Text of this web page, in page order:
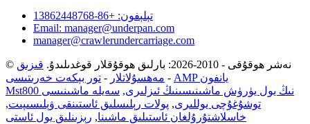
تېلېفون: +86-13862448768
Email: manager@underpan.com
manager@crawlerundercarriage.com
© نەشر ھوقۇقى - 2010-2026: بارلىق ھوقۇقلار قوغدىلىدۇ.
قىزىق
مەھسۇلاتلار - تور بېكەت خەرىتىسى -
AMP يانفون
Mst800 نىڭ يول يۈرۈش ماشىنىسىنىڭ ئىزلىرى, سەيلە ماشىنىسى
توشۇغۇچى يوللىرى, پولات رېلىسلىق ئاستىنقى ۋېلىسىپىت,
خاسلاشتۇرۇلغان ئاستىلىق ماشىنا, رېزىنلىق يول ئاستى